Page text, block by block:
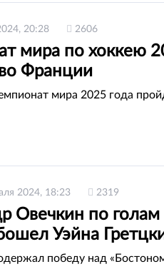
20:28 2606
мира по хоккею
Франции
мира 2025 года
2024, 18:23 2319
Овечкин по голам
Уэйна
победу над